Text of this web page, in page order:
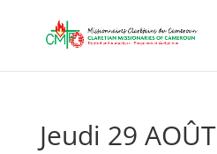
Jeudi 29 AOÛT